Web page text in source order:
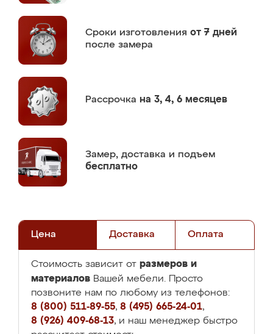
Сроки изготовления от 7 дней
после замера
Рассрочка на 3, 4, 6 месяцев
Замер, доставка и подъем
бесплатно
Цена Доставка Оплата
Стоимость зависит от размеров и
материалов Вашей мебели. Просто
позвоните нам по любому из телефонов:
8 (800) 511-89-55, 8 (495) 665-24-01,
8 (926) 409-68-13, и наш менеджер быстро